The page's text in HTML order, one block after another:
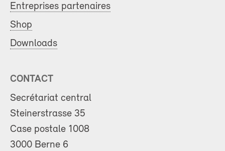
Entreprises partenaires
Shop
Downloads
CONTACT
Secrétariat central
Steinerstrasse 35
Case postale 1008
3000 Berne 6